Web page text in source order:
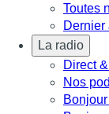
Toutes
Dernier
La radio
Direct
Nos